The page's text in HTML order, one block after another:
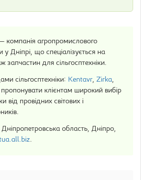
— компанія агропромислового
у Дніпрі, що спеціалізується на
для сільгосптехніки.
сільгосптехніки: Kentavr, Zirka,
клієнтам широкий вибір
від провідних світових і
область, Дніпро,
.